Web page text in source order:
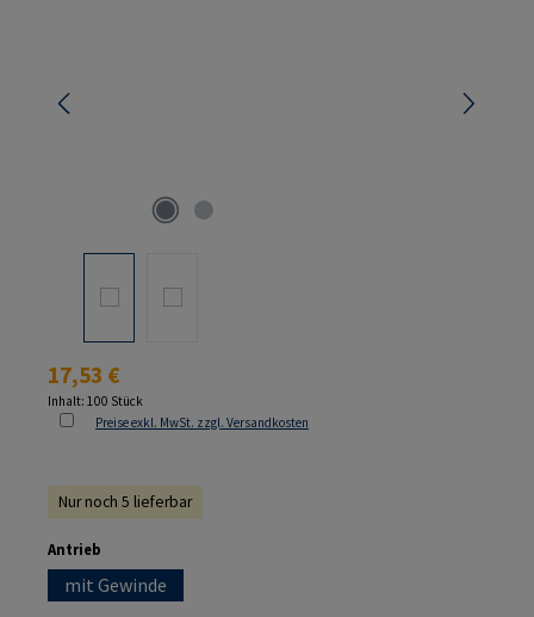
Regulärer Preis:
17,53 €
Inhalt: 100 Stück
Preise exkl. MwSt. zzgl. Versandkosten
Nur noch 5 lieferbar
Antrieb
mit Gewinde